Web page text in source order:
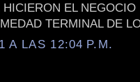
EL NEGOCIO
TERMINAL DE
A LAS 12:04 P.M.